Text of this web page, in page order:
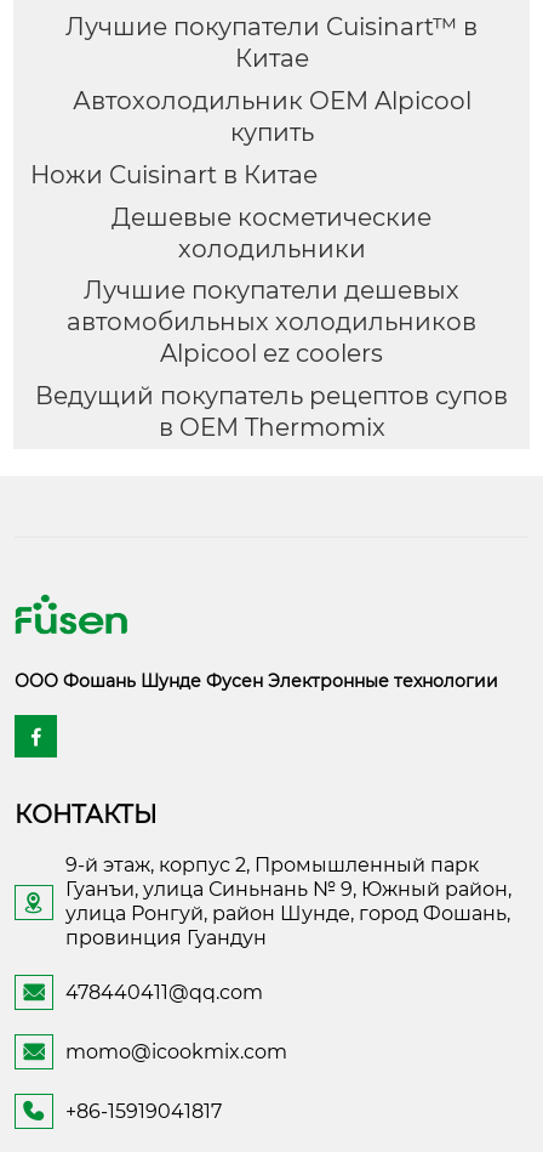
Лучшие покупатели Cuisinart™ в
Китае
Автохолодильник OEM Alpicool
купить
Ножи Cuisinart в Китае
Дешевые косметические
холодильники
Лучшие покупатели дешевых
автомобильных холодильников
Alpicool ez coolers
Ведущий покупатель рецептов супов
в OEM Thermomix
ООО Фошань Шунде Фусен Электронные технологии

КОНТАКТЫ

9-й этаж, корпус 2, Промышленный парк
Гуанъи, улица Синьнань № 9, Южный район,
улица Ронгуй, район Шунде, город Фошань,
провинция Гуандун
 478440411@qq.com
 momo@icookmix.com
 +86-15919041817